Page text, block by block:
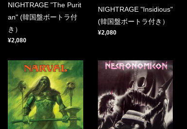
NIGHTRAGE "The Purit
an" (韓国盤ボートラ付
き）
¥2,080
NIGHTRAGE "Insidious"
(韓国盤ボートラ付き）
¥2,080